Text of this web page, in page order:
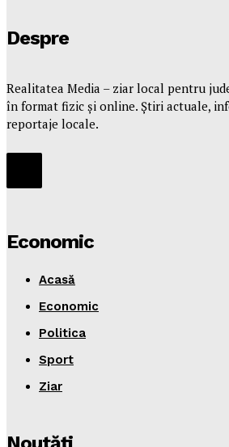
Despre
Realitatea Media – ziar local pentru
în format fizic și online. Știri actuale,
reportaje locale.
Economic
Acasă
Economic
Politica
Sport
Ziar